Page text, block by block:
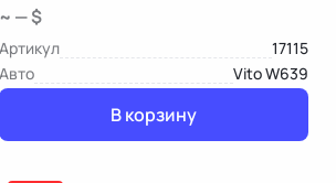
~ — $
Артикул
17115
Авто
Vito W639
В корзину